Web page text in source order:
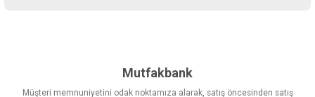
Görüş ve önerileriniz için teşekkür ederiz.
Mutfakbank
Müşteri memnuniyetini odak noktamıza alarak, satış öncesinden satış